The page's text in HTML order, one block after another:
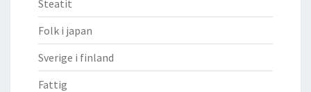
Steatit
Folk i japan
Sverige i finland
Fattig